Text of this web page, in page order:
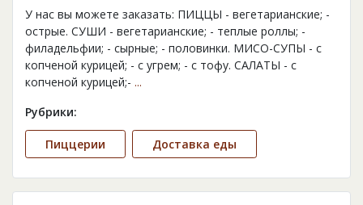
У нас вы можете заказать: ПИЦЦЫ - вегетарианские; -
острые. СУШИ - вегетарианские; - теплые роллы; -
филадельфии; - сырные; - половинки. МИСО-СУПЫ - с
копченой курицей; - с угрем; - с тофу. САЛАТЫ - с
копченой курицей;- ...
Рубрики:
Пиццерии Доставка еды